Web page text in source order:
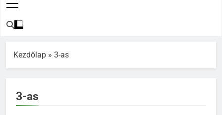
Kezdőlap » 3-as
3-as